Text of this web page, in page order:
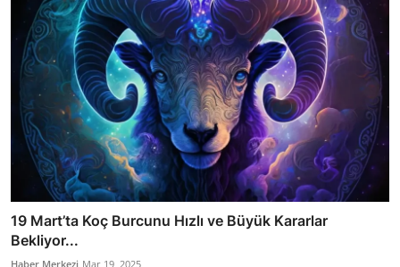
19 Mart’ta Koç Burcunu Hızlı ve Büyük Kararlar
Bekliyor...
Haber Merkezi Mar 19, 2025